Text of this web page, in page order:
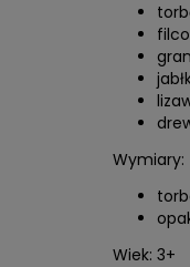
Wymiary:
Wiek: 3+